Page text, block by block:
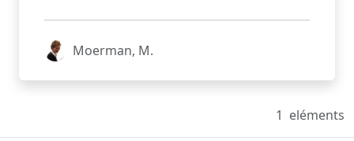
Moerman, M.
1 eléments